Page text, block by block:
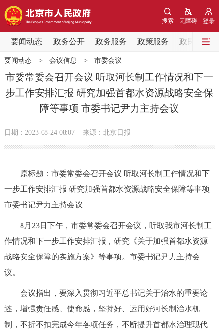
登录
无障碍
搜索
要闻动态 政务公开 政务服务 政策服务 政民互动
要闻动态
党中央精神 国务院信息
北京要闻 会议信息 部门动态
政务公开
市领导 机构职能 政策服务
政策兑现
专题公开
政务服务
便民服务 利企服务 投资项目
要闻动态> 会议信息 > 市委会议
市委常委会召开会议 听取河长制工作情况和下一
步工作安排汇报 研究加强首都水资源战略安全保
障等事项 市委书记尹力主持会议
日期：2023-08-24 08:07 来源：北京日报
原标题：市委常委会召开会议 听取河长制工作情况和下
一步工作安排汇报 研究加强首都水资源战略安全保障等事项
市委书记尹力主持会议
8月23日下午，市委常委会召开会议，听取我市河长制工
作情况和下一步工作安排汇报，研究《关于加强首都水资源
战略安全保障的实施方案》等事项。市委书记尹力主持会
议。
会议指出，要深入贯彻习近平总书记关于治水的重要论
述，增强责任感、使命感，坚持好、运用好河长制治水机
制，不折不扣完成今年各项任务，不断提升首都水治理现代